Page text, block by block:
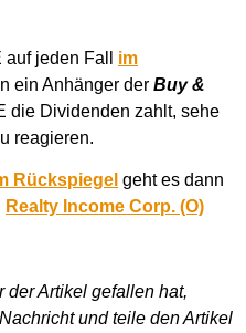
auf jeden Fall im
ein Anhänger der Buy &
die Dividenden zahlt, sehe
reagieren.
Rückspiegel geht es dann
Realty Income Corp. (O)
der Artikel gefallen hat,
und teile den Artikel